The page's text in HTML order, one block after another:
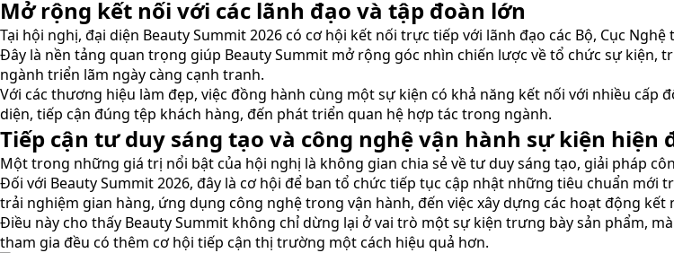
Mở rộng kết nối với các lãnh đạo và tập đoàn lớn
Tại hội nghị, đại diện Beauty Summit 2026 có cơ hội kết nối trực tiếp với lãnh đạo các Bộ, Cục
Đây là nền tảng quan trọng giúp Beauty Summit mở rộng góc nhìn chiến lược về tổ chức sự
ngành triển lãm ngày càng cạnh tranh.
Với các thương hiệu làm đẹp, việc đồng hành cùng một sự kiện có khả năng kết nối với nhiều
diện, tiếp cận đúng tệp khách hàng, đến phát triển quan hệ hợp tác trong ngành.
Tiếp cận tư duy sáng tạo và công nghệ vận hành sự kiện hiện
Một trong những giá trị nổi bật của hội nghị là không gian chia sẻ về tư duy sáng tạo, giải pháp
Đối với Beauty Summit 2026, đây là cơ hội để ban tổ chức tiếp tục cập nhật những tiêu chuẩn
trải nghiệm gian hàng, ứng dụng công nghệ trong vận hành, đến việc xây dựng các hoạt động
Điều này cho thấy Beauty Summit không chỉ dừng lại ở vai trò một sự kiện trưng bày sản phẩm,
tham gia đều có thêm cơ hội tiếp cận thị trường một cách hiệu quả hơn.